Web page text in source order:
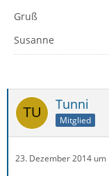
Gruß
Susanne
Tunni
Mitglied
23. Dezember 2014 um